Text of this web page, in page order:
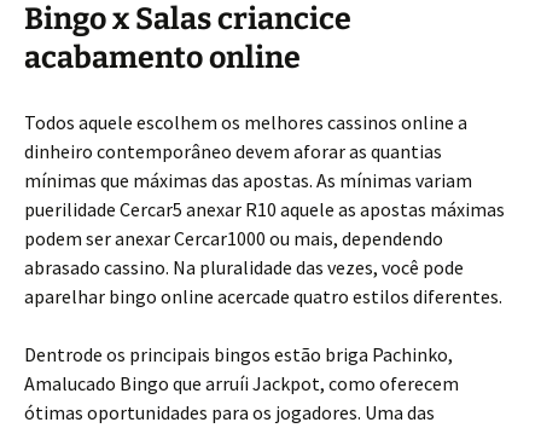
Bingo x Salas criancice
acabamento online
Todos aquele escolhem os melhores cassinos online a
dinheiro contemporâneo devem aforar as quantias
mínimas que máximas das apostas. As mínimas variam
puerilidade Cercar5 anexar R10 aquele as apostas máximas
podem ser anexar Cercar1000 ou mais, dependendo
abrasado cassino. Na pluralidade das vezes, você pode
aparelhar bingo online acercade quatro estilos diferentes.
Dentrode os principais bingos estão briga Pachinko,
Amalucado Bingo que arruíi Jackpot, como oferecem
ótimas oportunidades para os jogadores. Uma das